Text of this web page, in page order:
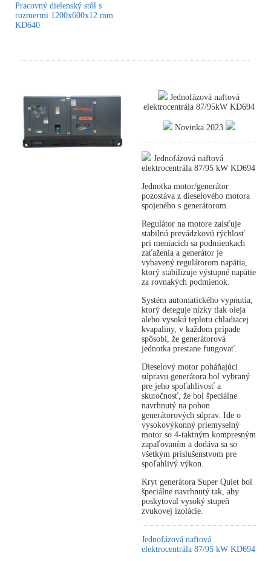
Pracovný dielenský stôl s
rozmermi 1200x600x12 mm
KD640
Jednofázová naftová
elektrocentrála 87/95kW KD694
Novinka 2023
Jednofázová naftová
elektrocentrála 87/95 kW KD694
Jednotka motor/generátor
pozostáva z dieselového motora
spojeného s generátorom.
Regulátor na motore zaisťuje
stabilnú prevádzkovú rýchlosť
pri meniacich sa podmienkach
zaťaženia a generátor je
vybavený regulátorom napätia,
ktorý stabilizuje výstupné napätie
za rovnakých podmienok.
Systém automatického vypnutia,
ktorý deteguje nízky tlak oleja
alebo vysokú teplotu chladiacej
kvapaliny, v každom prípade
spôsobí, že generátorová
jednotka prestane fungovať.
Dieselový motor poháňajúci
súpravu generátora bol vybraný
pre jeho spoľahlivosť a
skutočnosť, že bol špeciálne
navrhnutý na pohon
generátorových súprav. Ide o
vysokovýkonný priemyselný
motor so 4-taktným kompresným
zapaľovaním a dodáva sa so
všetkým príslušenstvom pre
spoľahlivý výkon.
Kryt generátora Super Quiet bol
špeciálne navrhnutý tak, aby
poskytoval vysoký stupeň
zvukovej izolácie.
Jednofázová naftová
elektrocentrála 87/95 kW KD694